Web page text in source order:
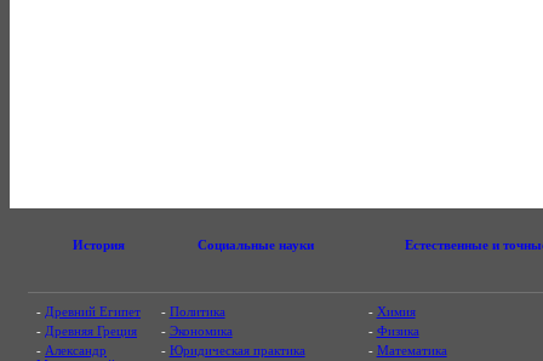
История Социальные науки Естественные и
- Древний Египет
- Древняя Греция
- Александр
- Политика
- Экономика
- Юридическая практика
- Химия
- Физика
- Математика